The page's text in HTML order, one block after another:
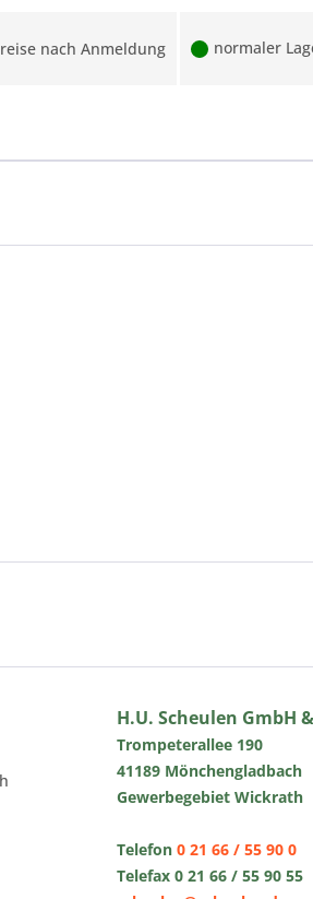
nach Anmeldung normaler
H.U. Scheulen GmbH
Trompeterallee 190
41189 Mönchengladbach
Gewerbegebiet Wickrath
Telefon 0 21 66 / 55 90 0
Telefax 0 21 66 / 55 90 55